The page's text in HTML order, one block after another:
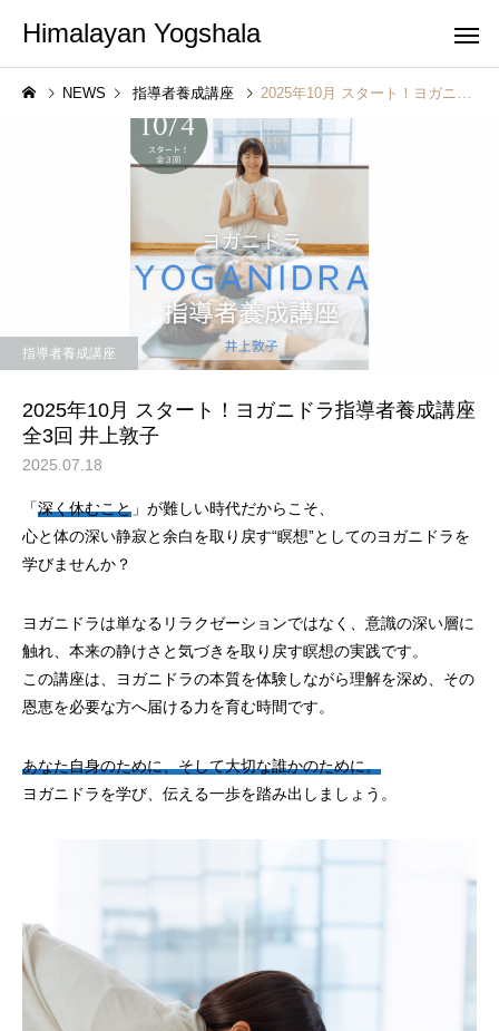
Himalayan Yogshala
NEWS 指導者養成講座 2025年10月 スタート！ヨガニドラ指導者養成講座 全3回 井上敦子
指導者養成講座
2025年10月 スタート！ヨガニドラ指導者養成講座
全3回 井上敦子
2025.07.18
「深く休むこと 」が難しい時代だからこそ、
心と体の深い静寂と余白を取り戻す“瞑想”としてのヨガニドラを
学びませんか？
ヨガニドラは単なるリラクゼーションではなく、意識の深い層に
触れ、本来の静けさと気づきを取り戻す瞑想の実践です。
この講座は、ヨガニドラの本質を体験しながら理解を深め、その
恩恵を必要な方へ届ける力を育む時間です。
あなた自身のために、そして大切な誰かのために。
ヨガニドラを学び、伝える一歩を踏み出しましょう。